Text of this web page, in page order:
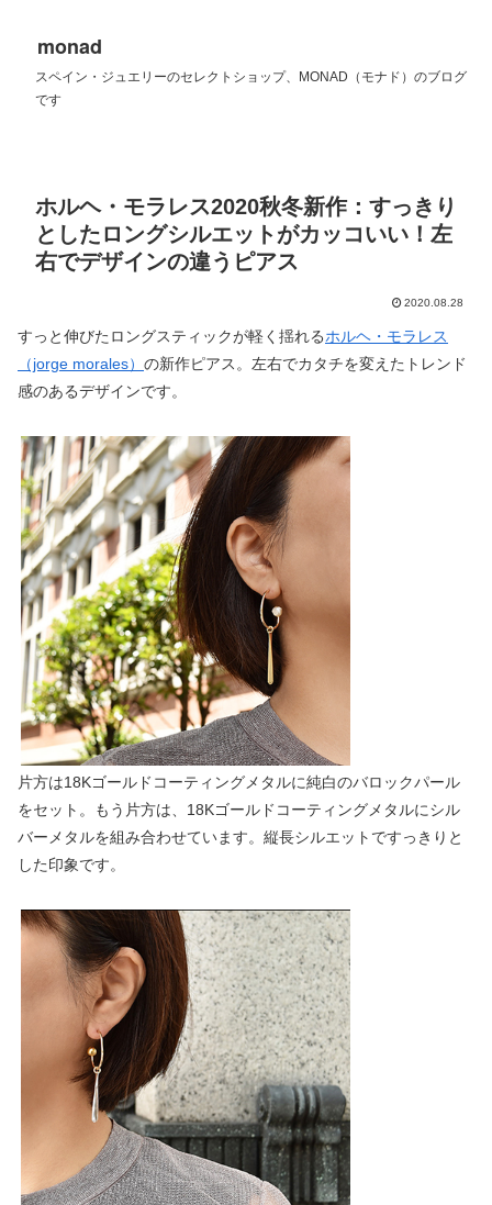
monad
スペイン・ジュエリーのセレクトショップ、MONAD（モナド）のブログ
です
ホルヘ・モラレス2020秋冬新作：すっきり
としたロングシルエットがカッコいい！左
右でデザインの違うピアス
2020.08.28
すっと伸びたロングスティックが軽く揺れるホルヘ・モラレス
（jorge morales） の新作ピアス。左右でカタチを変えたトレンド
感のあるデザインです。
片方は18Kゴールドコーティングメタルに純白のバロックパール
をセット。もう片方は、18Kゴールドコーティングメタルにシル
バーメタルを組み合わせています。縦長シルエットですっきりと
した印象です。